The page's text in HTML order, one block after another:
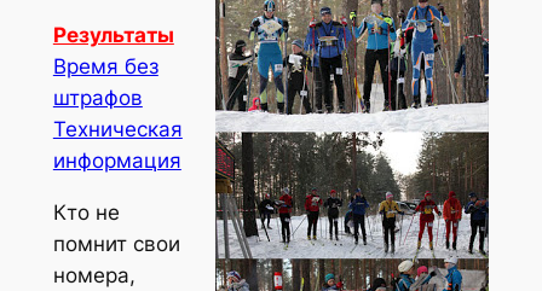
Результаты
Время без
штрафов
Техническая
информация
Кто не
помнит свои
номера,